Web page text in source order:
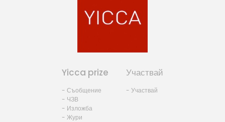
Yicca prize
- Съобщение
- ЧЗВ
- Изложба
- Жури
Участвай
- Участвай